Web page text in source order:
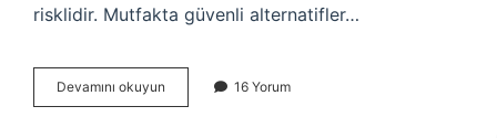
risklidir. Mutfakta güvenli alternatifler…
Devamını okuyun Karayemiş
hangi
16 Yorum